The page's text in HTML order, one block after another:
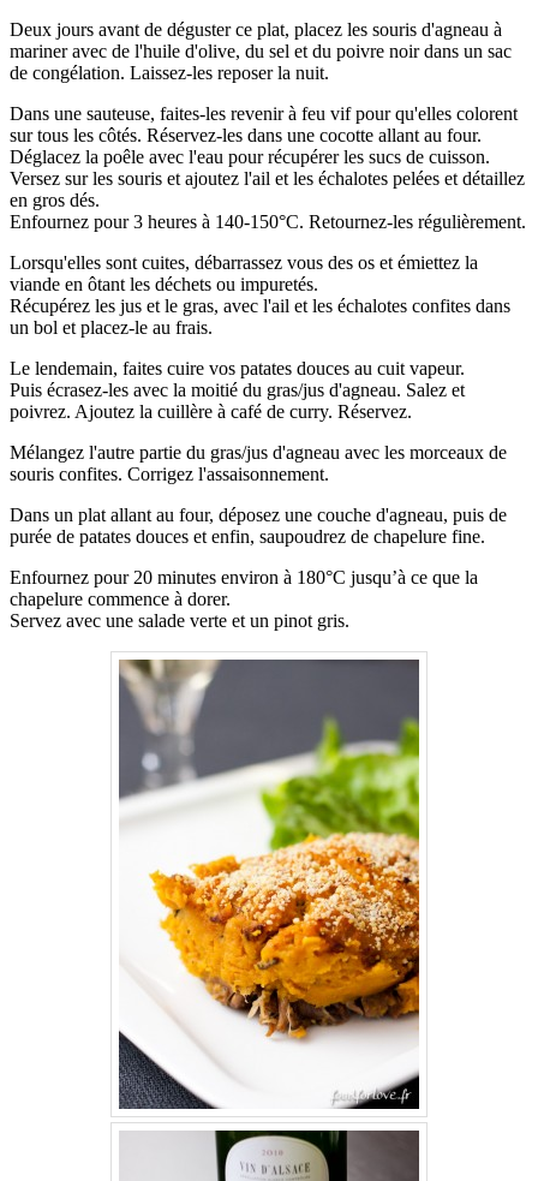
Deux jours avant de déguster ce plat, placez les souris d'agneau à
mariner avec de l'huile d'olive, du sel et du poivre noir dans un sac
de congélation. Laissez-les reposer la nuit.
Dans une sauteuse, faites-les revenir à feu vif pour qu'elles colorent
sur tous les côtés. Réservez-les dans une cocotte allant au four.
Déglacez la poêle avec l'eau pour récupérer les sucs de cuisson.
Versez sur les souris et ajoutez l'ail et les échalotes pelées et détaillez
en gros dés.
Enfournez pour 3 heures à 140-150°C. Retournez-les régulièrement.
Lorsqu'elles sont cuites, débarrassez vous des os et émiettez la
viande en ôtant les déchets ou impuretés.
Récupérez les jus et le gras, avec l'ail et les échalotes confites dans
un bol et placez-le au frais.
Le lendemain, faites cuire vos patates douces au cuit vapeur.
Puis écrasez-les avec la moitié du gras/jus d'agneau. Salez et
poivrez. Ajoutez la cuillère à café de curry. Réservez.
Mélangez l'autre partie du gras/jus d'agneau avec les morceaux de
souris confites. Corrigez l'assaisonnement.
Dans un plat allant au four, déposez une couche d'agneau, puis de
purée de patates douces et enfin, saupoudrez de chapelure fine.
Enfournez pour 20 minutes environ à 180°C jusqu’à ce que la
chapelure commence à dorer.
Servez avec une salade verte et un pinot gris.